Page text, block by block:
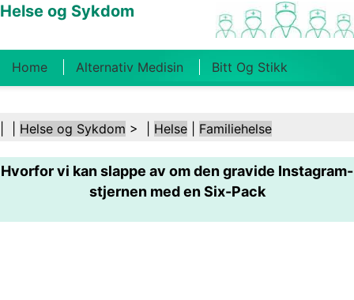
Helse og Sykdom
Home Alternativ Medisin Bitt Og Stikk
Kosthold Og Ernæring Familiehelse
Helsebransjen Psykisk Helse Folkehelse Og
Helse og Sykdom > | Helse Familiehelse
Hvorfor vi kan slappe av om den gravide Instagram-
stjernen med en Six-Pack